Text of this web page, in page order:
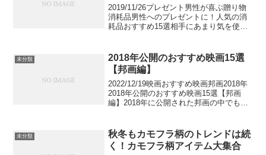
2019/11/26プレゼント男性が喜ぶ贈り物
消耗品男性へのプレゼントに！人気の消
耗品おすすめ15選相手にあまり気を使わ
多く相手に喜ばれやすいというのも利点
ですが、消耗...
未分類
2018年公開のおすすめ映画15選
【邦画編】
2022/12/19映画おすすめ映画邦画2018年
2018年公開のおすすめ映画15選【邦画
編】2018年に公開された邦画の中でも特
増えたのではないでしょうか。映画...
未分類
秋冬もカモフラ柄のトレンドは続
く！カモフラ柄アイテム大集合